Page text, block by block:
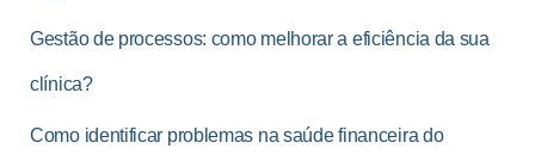
Gestão de processos: como melhorar a eficiência da sua
clínica?
Como identificar problemas na saúde financeira do